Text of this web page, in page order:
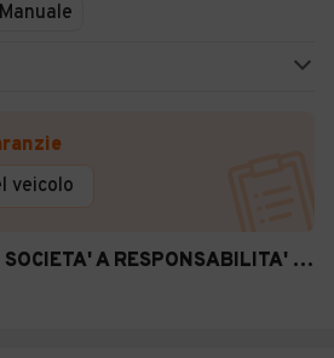
Manuale
veicolo
MULTIAUTOMOTIVE SOCIETA' A RESPONSABILITA' LIMITATA SEMPLIFICATA